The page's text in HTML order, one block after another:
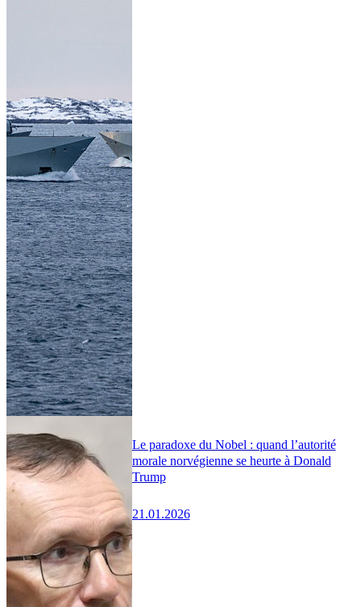
Le paradoxe du Nobel : quand l’autorité
morale norvégienne se heurte à Donald
Trump
21.01.2026